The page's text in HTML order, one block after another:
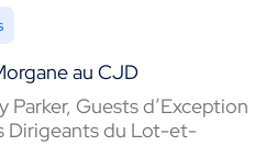
au CJD
Parker, Guests d’Exception
Dirigeants du Lot-et-